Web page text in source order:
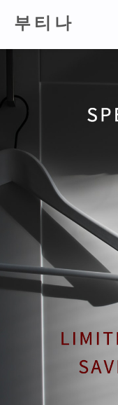
부 티 나